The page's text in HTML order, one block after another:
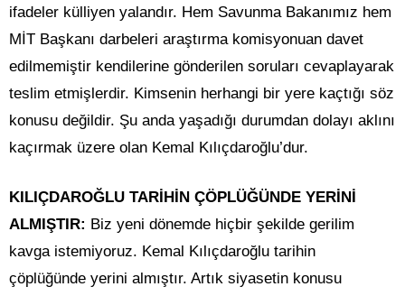
ifadeler külliyen yalandır. Hem Savunma Bakanımız hem
MİT Başkanı darbeleri araştırma komisyonuan davet
edilmemiştir kendilerine gönderilen soruları cevaplayarak
teslim etmişlerdir. Kimsenin herhangi bir yere kaçtığı söz
konusu değildir. Şu anda yaşadığı durumdan dolayı aklını
kaçırmak üzere olan Kemal Kılıçdaroğlu’dur.
KILIÇDAROĞLU TARİHİN ÇÖPLÜĞÜNDE YERİNİ
ALMIŞTIR: Biz yeni dönemde hiçbir şekilde gerilim
kavga istemiyoruz. Kemal Kılıçdaroğlu tarihin
çöplüğünde yerini almıştır. Artık siyasetin konusu